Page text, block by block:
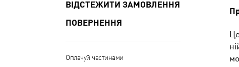
ВІДСТЕЖИТИ ЗАМОВЛЕННЯ
ПОВЕРНЕННЯ
Оплачуй частинами